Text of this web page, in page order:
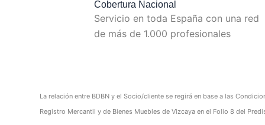
Cobertura Nacional
Servicio en toda España con una red
de más de 1.000 profesionales
La relación entre BDBN y el Socio/cliente se regirá en base a las
Registro Mercantil y de Bienes Muebles de Vizcaya en el Folio 8 del